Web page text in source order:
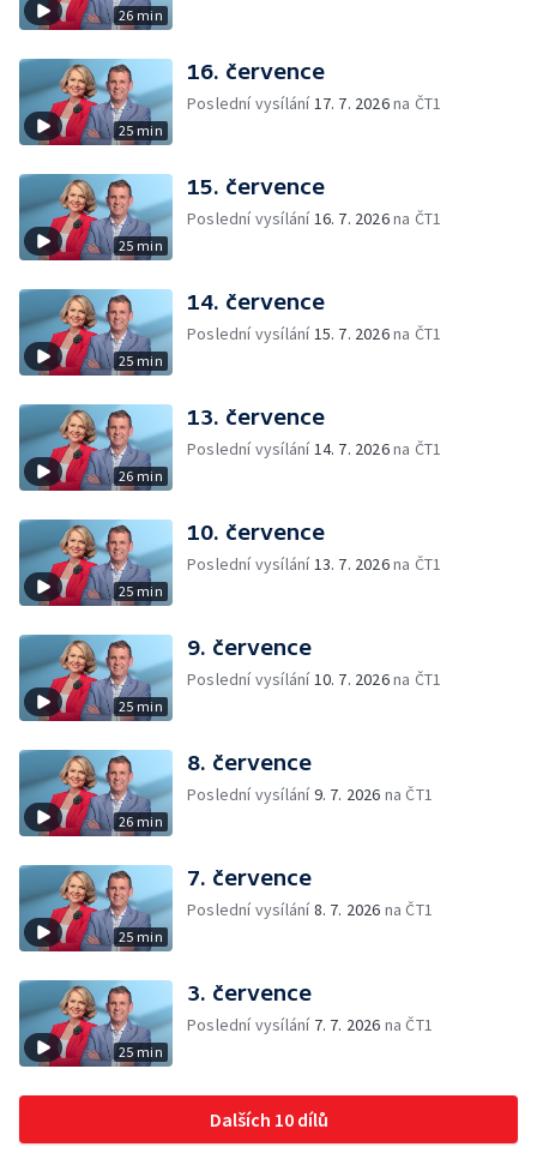
26 min
25 min
16. července
Poslední vysílání17. 7. 2026na ČT1
25 min
15. července
Poslední vysílání16. 7. 2026na ČT1
25 min
14. července
Poslední vysílání15. 7. 2026na ČT1
26 min
13. července
Poslední vysílání14. 7. 2026na ČT1
25 min
10. července
Poslední vysílání13. 7. 2026na ČT1
25 min
9. července
Poslední vysílání10. 7. 2026na ČT1
26 min
8. července
Poslední vysílání9. 7. 2026 na ČT1
25 min
7. července
Poslední vysílání8. 7. 2026 na ČT1
25 min
3. července
Poslední vysílání 7. 7. 2026 na ČT1
Dalších 10 dílů